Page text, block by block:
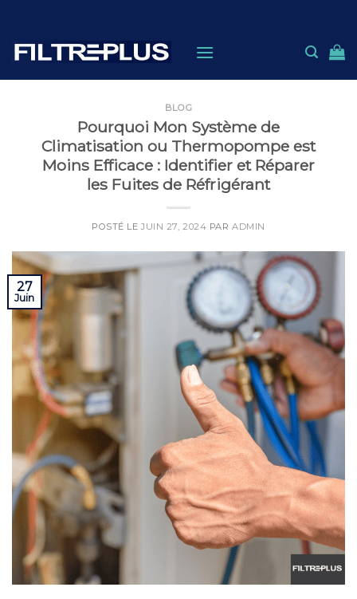
content
BLOG
Pourquoi Mon Système de
Climatisation ou Thermopompe est
Moins Efficace : Identifier et Réparer
les Fuites de Réfrigérant
POSTÉ LEJUIN 27, 2024 PARADMIN
27
Juin